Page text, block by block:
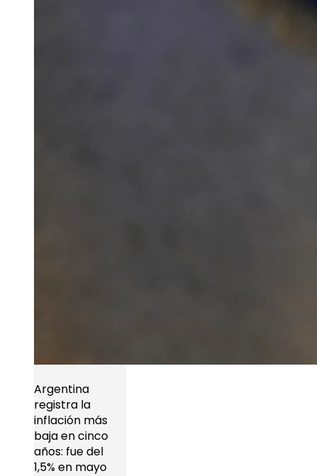
Argentina
registra la
inflación más
baja en cinco
años: fue del
1,5% en mayo